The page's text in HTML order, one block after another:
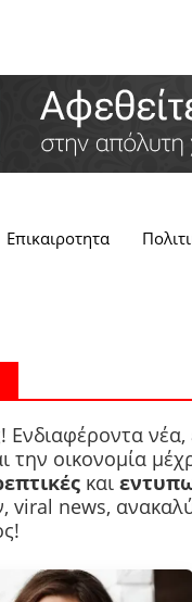
Επικαιροτητα
νέα,
την οικονομία
και
news,